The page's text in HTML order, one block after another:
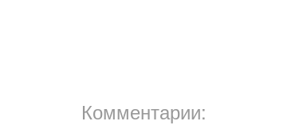
Комментарии: